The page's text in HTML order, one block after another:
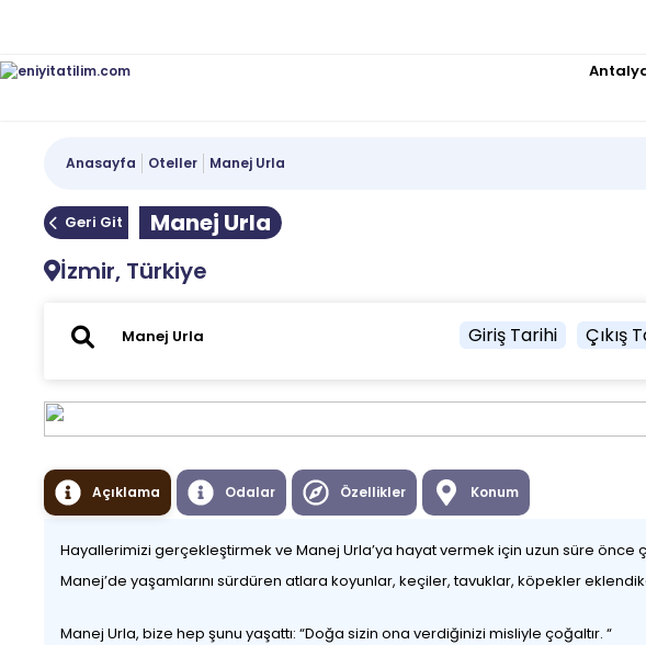
Anasayfa Oteller Manej Urla
Geri Git
Manej Urla
İzmir, Türkiye
Giriş Tarihi Çıkış
Açıklama Odalar Özellikler Konum
Hayallerimizi gerçekleştirmek ve Manej Urla’ya hayat vermek için uzun süre önce
Manej’de yaşamlarını sürdüren atlara koyunlar, keçiler, tavuklar, köpekler
Manej Urla, bize hep şunu yaşattı: “Doğa sizin ona verdiğinizi misliyle çoğaltır. “